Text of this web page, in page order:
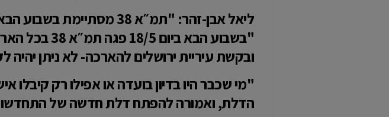
ליאל אבן-זהר: "תמ״א 38 מסתיימת בשבוע הבא, ומה זה אומר."
"בשבוע הבא
ובקשת עיריית ירושלים להארכה- לא ניתן יהיה לקלוט
"מי שכבר היו בדיון בועדה או אפילו רק
הדלת, ואמורה להפתח דלת חדשה של התחדשות